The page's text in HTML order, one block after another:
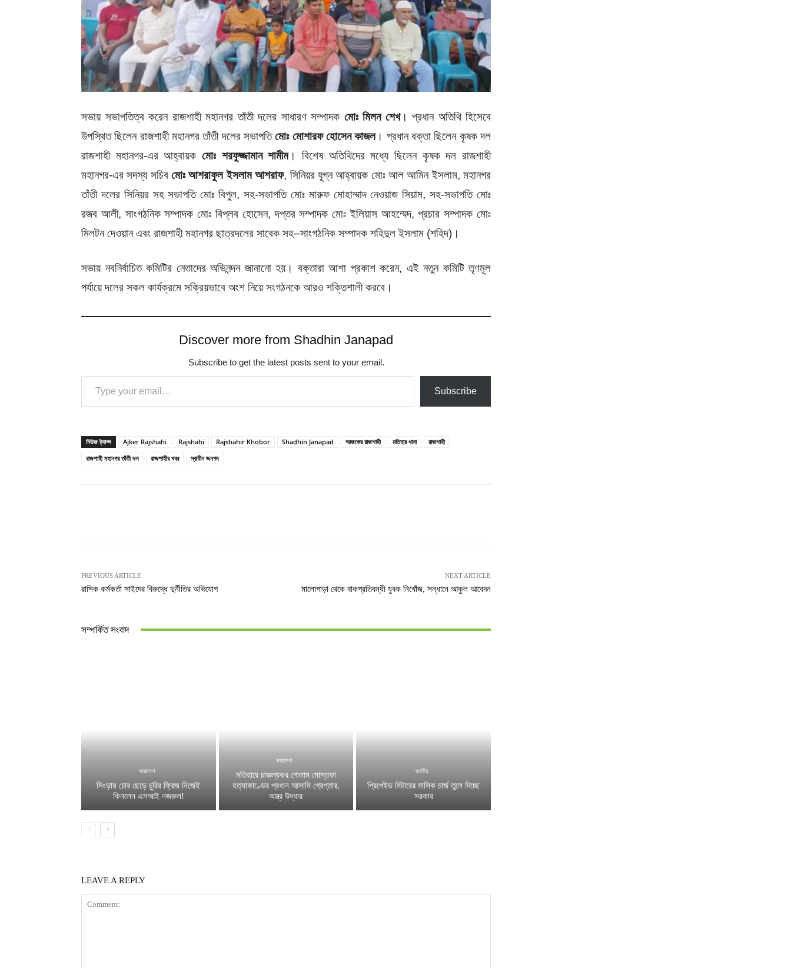
সভায় সভাপতিত্ব করেন রাজশাহী মহানগর তাঁতী দলের সাধারণ সম্পাদক মোঃ মিলন শেখ। প্রধান অতিথি হিসেবে
উপস্থিত ছিলেন রাজশাহী মহানগর তাঁতী দলের সভাপতিমোঃ মোশারফ হোসেন কাজল। প্রধান বক্তা ছিলেন কৃষক দল
রাজশাহী মহানগর-এর আহ্বায়ক মোঃ শরফুজ্জামান শামীম। বিশেষ অতিথিদের মধ্যে ছিলেন কৃষক দল রাজশাহী
মহানগর-এর সদস্য সচিবমোঃ আশরাফুল ইসলাম আশরাফ, সিনিয়র যুগ্ন আহ্বায়ক মোঃ আল আমিন ইসলাম, মহানগর
তাঁতী দলের সিনিয়র সহ সভাপতি মোঃ বিপুল, সহ-সভাপতি মোঃ মারুফ মোহাম্মাদ নেওয়াজ সিয়াম, সহ-সভাপতি মোঃ
রজব আলী, সাংগঠনিক সম্পাদক মোঃ বিপ্লব হোসেন, দপ্তর সম্পাদক মোঃ ইলিয়াস আহম্মেদ, প্রচার সম্পাদক মোঃ
মিলটন দেওয়ান এবং রাজশাহী মহানগর ছাত্রদলের সাবেক সহ–সাংগঠনিক সম্পাদক শহিদুল ইসলাম (শহিদ) ।
সভায় নবনির্বাচিত কমিটির নেতাদের অভিনন্দন জানানো হয়। বক্তারা আশা প্রকাশ করেন, এই নতুন কমিটি তৃণমূল
পর্যায়ে দলের সকল কার্যক্রমে সক্রিয়ভাবে অংশ নিয়ে সংগঠনকে আরও শক্তিশালী করবে।
Discover more from Shadhin Janapad
Subscribe to get the latest posts sent to your email.
Type your email…
Subscribe
নিউজ ট্যাগ্স Ajker Rajshahi Rajshahi Rajshahir Khobor Shadhin Janapad আজকের রাজশাহী মতিহার থানা
রাজশাহী
রাজশাহী মহানগর তাঁতী দল
রাজশাহীর খবর স্বাধীন জনপদ
PREVIOUS ARTICLE
রাসিক কর্মকর্তা সাইদের বিরুদ্ধে দুর্নীতির অভিযোগ
NEXT ARTICLE
মালোপাড়া থেকে বাকপ্রতিবন্ধী যুবক নিখোঁজ, সন্ধানে আকুল আবেদন
সম্পর্কিত সংবাদ
সারাদেশ
সিংড়ায় চোর ছেড়ে চুরির ফ্রিজ নিজেই
কিনলেন এসআই নজরুল!
সারাদেশ
মতিহারে চাঞ্চল্যকর গোলাম মোস্তফা
হত্যাকাণ্ডের প্রধান আসামি গ্রেপ্তার,
অস্ত্র উদ্ধার
জাতীয়
প্রিপেইড মিটারের মাসিক চার্জ তুলে দিচ্ছে
সরকার
LEAVE A REPLY